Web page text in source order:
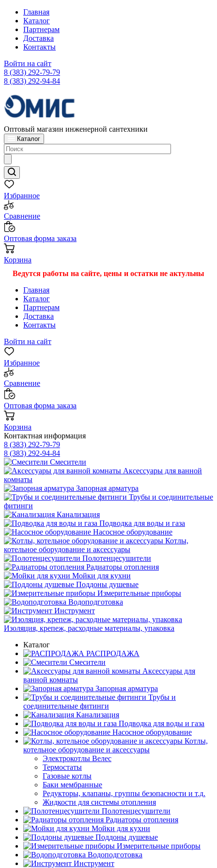
Главная
Каталог
Партнерам
Доставка
Контакты
Войти на сайт
8 (383) 292-79-79
8 (383) 292-94-84
Оптовый магазин инженерной сантехники
Каталог
Избранное
Сравнение
Оптовая форма заказа
Корзина
Ведутся работы на сайте, цены и остатки не актульны
Главная
Каталог
Партнерам
Доставка
Контакты
Войти на сайт
Избранное
Сравнение
Оптовая форма заказа
Корзина
Контактная информация
8 (383) 292-79-79
8 (383) 292-94-84
Смесители
Аксессуары для ванной
комнаты
Запорная арматура
Трубы и соединительные
фитинги
Канализация
Подводка для воды и газа
Насосное оборудование
Котлы,
котельное оборудование и аксессуары
Полотенцесушители
Радиаторы отопления
Мойки для кухни
Поддоны душевые
Измерительные приборы
Водоподготовка
Инструмент
Изоляция, крепеж, расходные материалы, упаковка
Каталог
РАСПРОДАЖА
Смесители
Аксессуары для
ванной комнаты
Запорная арматура
Трубы и
соединительные фитинги
Канализация
Подводка для воды и газа
Насосное оборудование
Котлы,
котельное оборудование и аксессуары
Электрокотлы Велес
Термостаты
Газовые котлы
Баки мембранные
Редукторы, клапаны, группы безопасности и т.д.
Жидкости для системы отопления
Полотенцесушители
Радиаторы отопления
Мойки для кухни
Поддоны душевые
Измерительные приборы
Водоподготовка
Инструмент